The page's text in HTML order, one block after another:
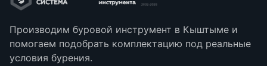
Производим буровой инструмент в Кыштыме и
помогаем подобрать комплектацию под реальные
условия бурения.